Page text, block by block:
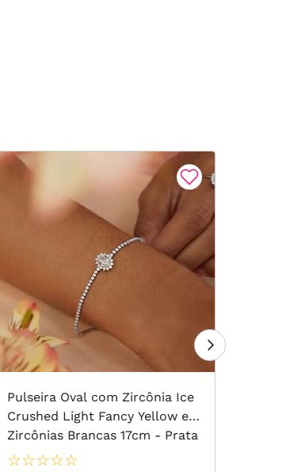
Pulseira Oval com Zircônia Ice
Crushed Light Fancy Yellow e
Zircônias Brancas 17cm - Prata
925
☆☆☆☆☆